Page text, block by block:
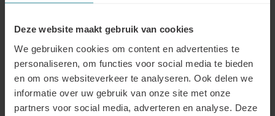
Deze website maakt gebruik van cookies
We gebruiken cookies om content en advertenties te
personaliseren, om functies voor social media te bieden
en om ons websiteverkeer te analyseren. Ook delen we
informatie over uw gebruik van onze site met onze
partners voor social media, adverteren en analyse. Deze